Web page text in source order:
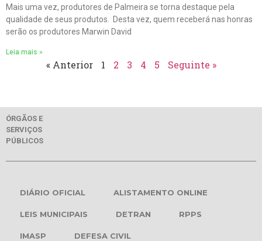
Mais uma vez, produtores de Palmeira se torna destaque pela
qualidade de seus produtos. Desta vez, quem receberá nas honras
serão os produtores Marwin David
Leia mais »
« Anterior 1 2 3 4 5 Seguinte »
ÓRGÃOS E
SERVIÇOS
PÚBLICOS
DIÁRIO OFICIAL ALISTAMENTO ONLINE
LEIS MUNICIPAIS DETRAN RPPS
IMASP DEFESA CIVIL